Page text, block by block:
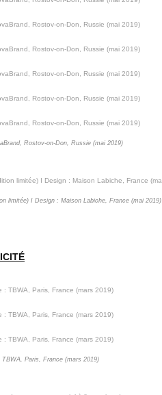
Rostov-on-Don, Russie (mai 2019)
limitée) I Design : Maison Labiche, France (mai 2019)
Paris, France (mars 2019)